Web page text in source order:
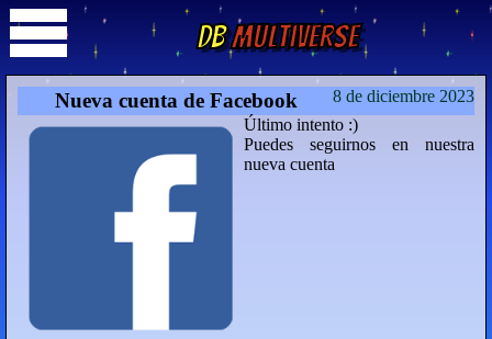
DBMultiverse
8 de diciembre 2023
Nueva cuenta de Facebook
Último intento :)
Puedes seguirnos en nuestra
nueva cuenta